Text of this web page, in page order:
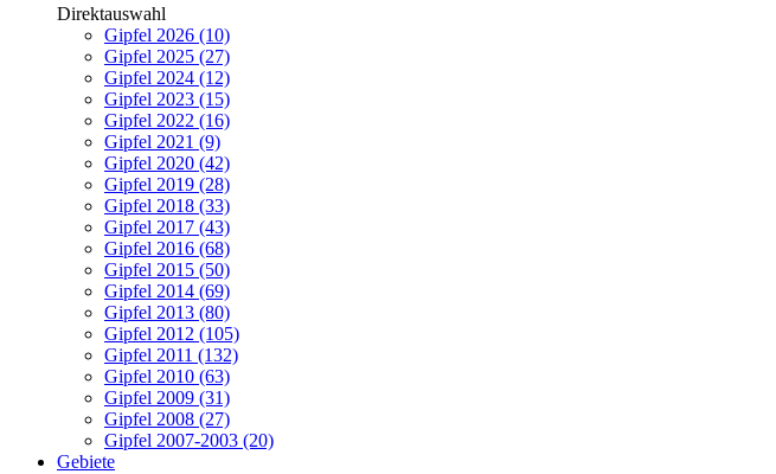
Direktauswahl
Gipfel 2026 (10)
Gipfel 2025 (27)
Gipfel 2024 (12)
Gipfel 2023 (15)
Gipfel 2022 (16)
Gipfel 2021 (9)
Gipfel 2020 (42)
Gipfel 2019 (28)
Gipfel 2018 (33)
Gipfel 2017 (43)
Gipfel 2016 (68)
Gipfel 2015 (50)
Gipfel 2014 (69)
Gipfel 2013 (80)
Gipfel 2012 (105)
Gipfel 2011 (132)
Gipfel 2010 (63)
Gipfel 2009 (31)
Gipfel 2008 (27)
Gipfel 2007-2003 (20)
Gebiete